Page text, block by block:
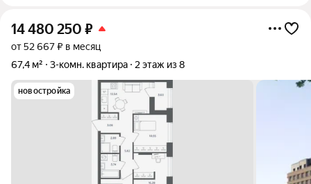
14 480 250 ₽
от 52 667 ₽ в месяц
67,4 м²
3-комн. квартира 2 этаж из 8
новостройка